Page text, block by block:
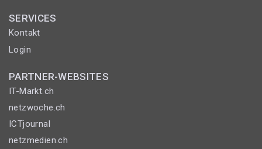
SERVICES
Kontakt
Login
PARTNER-WEBSITES
IT-Markt.ch
netzwoche.ch
ICTjournal
netzmedien.ch